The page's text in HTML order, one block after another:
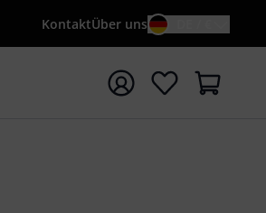
KontaktÜber uns
starten